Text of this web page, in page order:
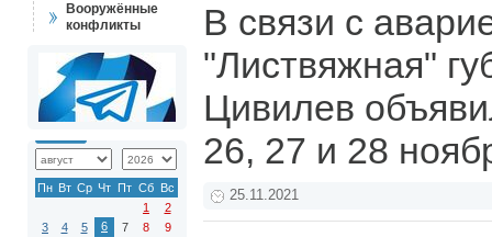
Вооружённые
конфликты
Пн Вт Ср Чт Пт Сб Вс
1
2
3
4 5 6 7 8
9
В связи с
"Листвяжная"
Цивилев
26, 27 и 28
25.11.2021